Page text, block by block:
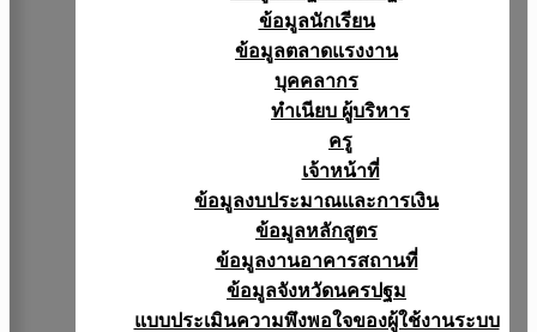
ข้อมูลนักเรียน
ข้อมูลตลาดแรงงาน
บุคคลากร
ทำเนียบ ผู้บริหาร
ครู
เจ้าหน้าที่
ข้อมูลงบประมาณเเละการเงิน
ข้อมูลหลักสูตร
ข้อมูลงานอาคารสถานที่
ข้อมูลจังหวัดนครปฐม
แบบประเมินความพึงพอใจของผู้ใช้งานระบบ